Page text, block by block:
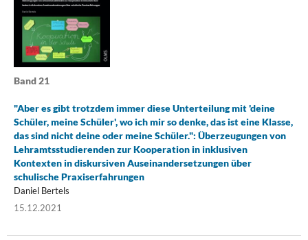
Band 21
"Aber es gibt trotzdem immer diese Unterteilung mit 'deine
Schüler, meine Schüler', wo ich mir so denke, das ist eine Klasse,
das sind nicht deine oder meine Schüler.": Überzeugungen von
Lehramtsstudierenden zur Kooperation in inklusiven
Kontexten in diskursiven Auseinandersetzungen über
schulische Praxiserfahrungen
Daniel Bertels
15.12.2021